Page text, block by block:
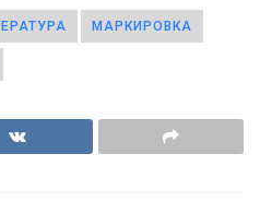
МАРКИРОВКА